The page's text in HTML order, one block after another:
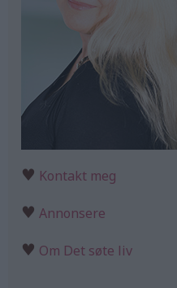
♥ Kontakt meg
♥ Annonsere
♥ Om Det søte liv